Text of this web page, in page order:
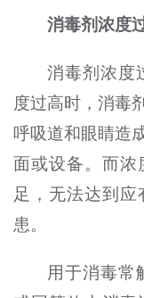
消毒剂浓度
消毒剂浓度
度过高时，消毒
呼吸道和眼睛造
面或设备。而浓
足，无法达到应
患。
用于消毒常